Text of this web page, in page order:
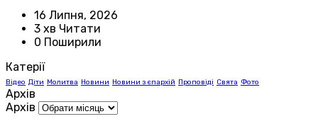
16 Липня, 2026
3 хв Читати
0 Поширили
Катерії
Відео Діти Молитва Новини Новини з єпархій Проповіді Свята Фото
Архів
Архів